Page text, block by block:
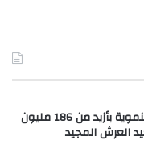
عامل إقليم صفرو يطلق ويدشن مشاريع تنموية بأزيد من 186 مليون
العرش المجيد